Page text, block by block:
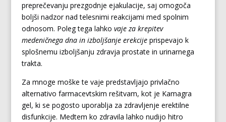
preprečevanju prezgodnje ejakulacije, saj omogoča
boljši nadzor nad telesnimi reakcijami med spolnim
odnosom. Poleg tega lahko vaje za krepitev
medeničnega dna in izboljšanje erekcijeprispevajo k
splošnemu izboljšanju zdravja prostate in urinarnega
trakta.
Za mnoge moške te vaje predstavljajo privlačno
alternativo farmacevtskim rešitvam, kot je Kamagra
gel, ki se pogosto uporablja za zdravljenje erektilne
disfunkcije. Medtem ko zdravila lahko nudijo hitro